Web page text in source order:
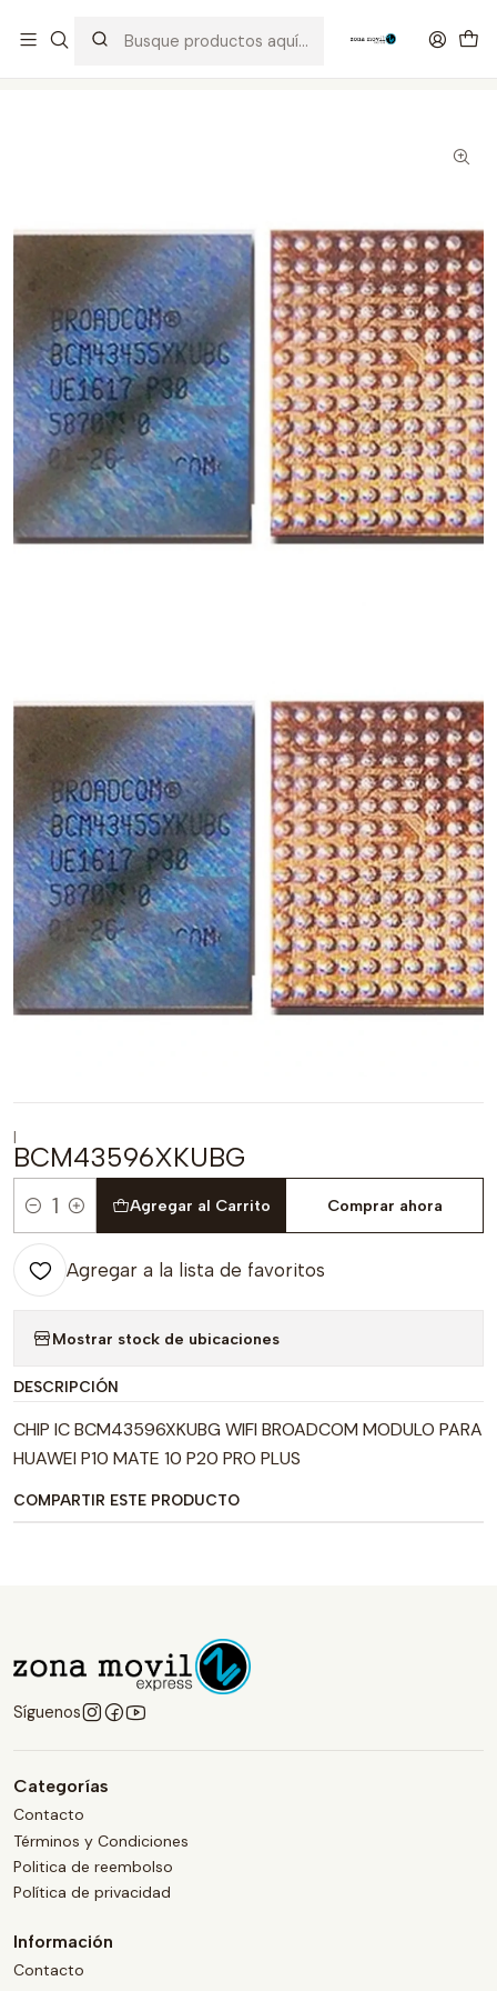
|
BCM43596XKUBG
Cantidad
Agregar al Carrito Comprar ahora
Agregar a la lista de favoritos
Mostrar stock de ubicaciones
DESCRIPCIÓN
CHIP IC BCM43596XKUBG WIFI BROADCOM MODULO PARA
HUAWEI P10 MATE 10 P20 PRO PLUS
COMPARTIR ESTE PRODUCTO
Síguenos
Categorías
Contacto
Términos y Condiciones
Politica de reembolso
Política de privacidad
Información
Contacto